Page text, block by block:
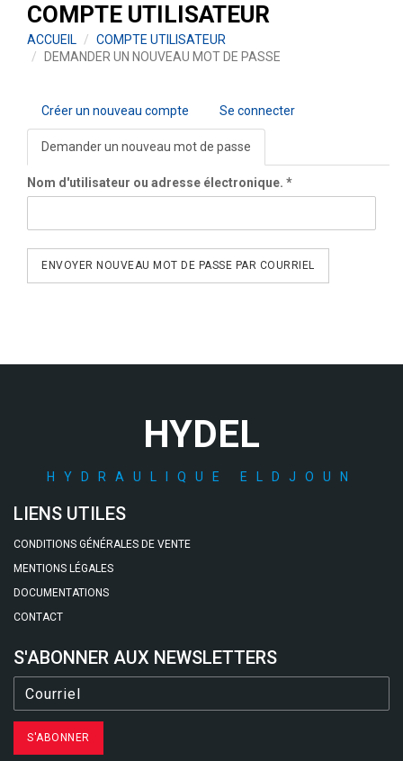
COMPTE UTILISATEUR
ACCUEIL
COMPTE UTILISATEUR
DEMANDER UN NOUVEAU MOT DE PASSE
Onglets
principaux
Créer un nouveau compte Se connecter
Demander un nouveau mot de passe
actif)
Nom d'utilisateur ou adresse électronique. *
ENVOYER NOUVEAU MOT DE PASSE PAR COURRIEL
HYDEL
HYDRAULIQUE ELDJOUN
LIENS UTILES
CONDITIONS GÉNÉRALES DE VENTE
MENTIONS LÉGALES
DOCUMENTATIONS
CONTACT
S'ABONNER AUX NEWSLETTERS
S'ABONNER